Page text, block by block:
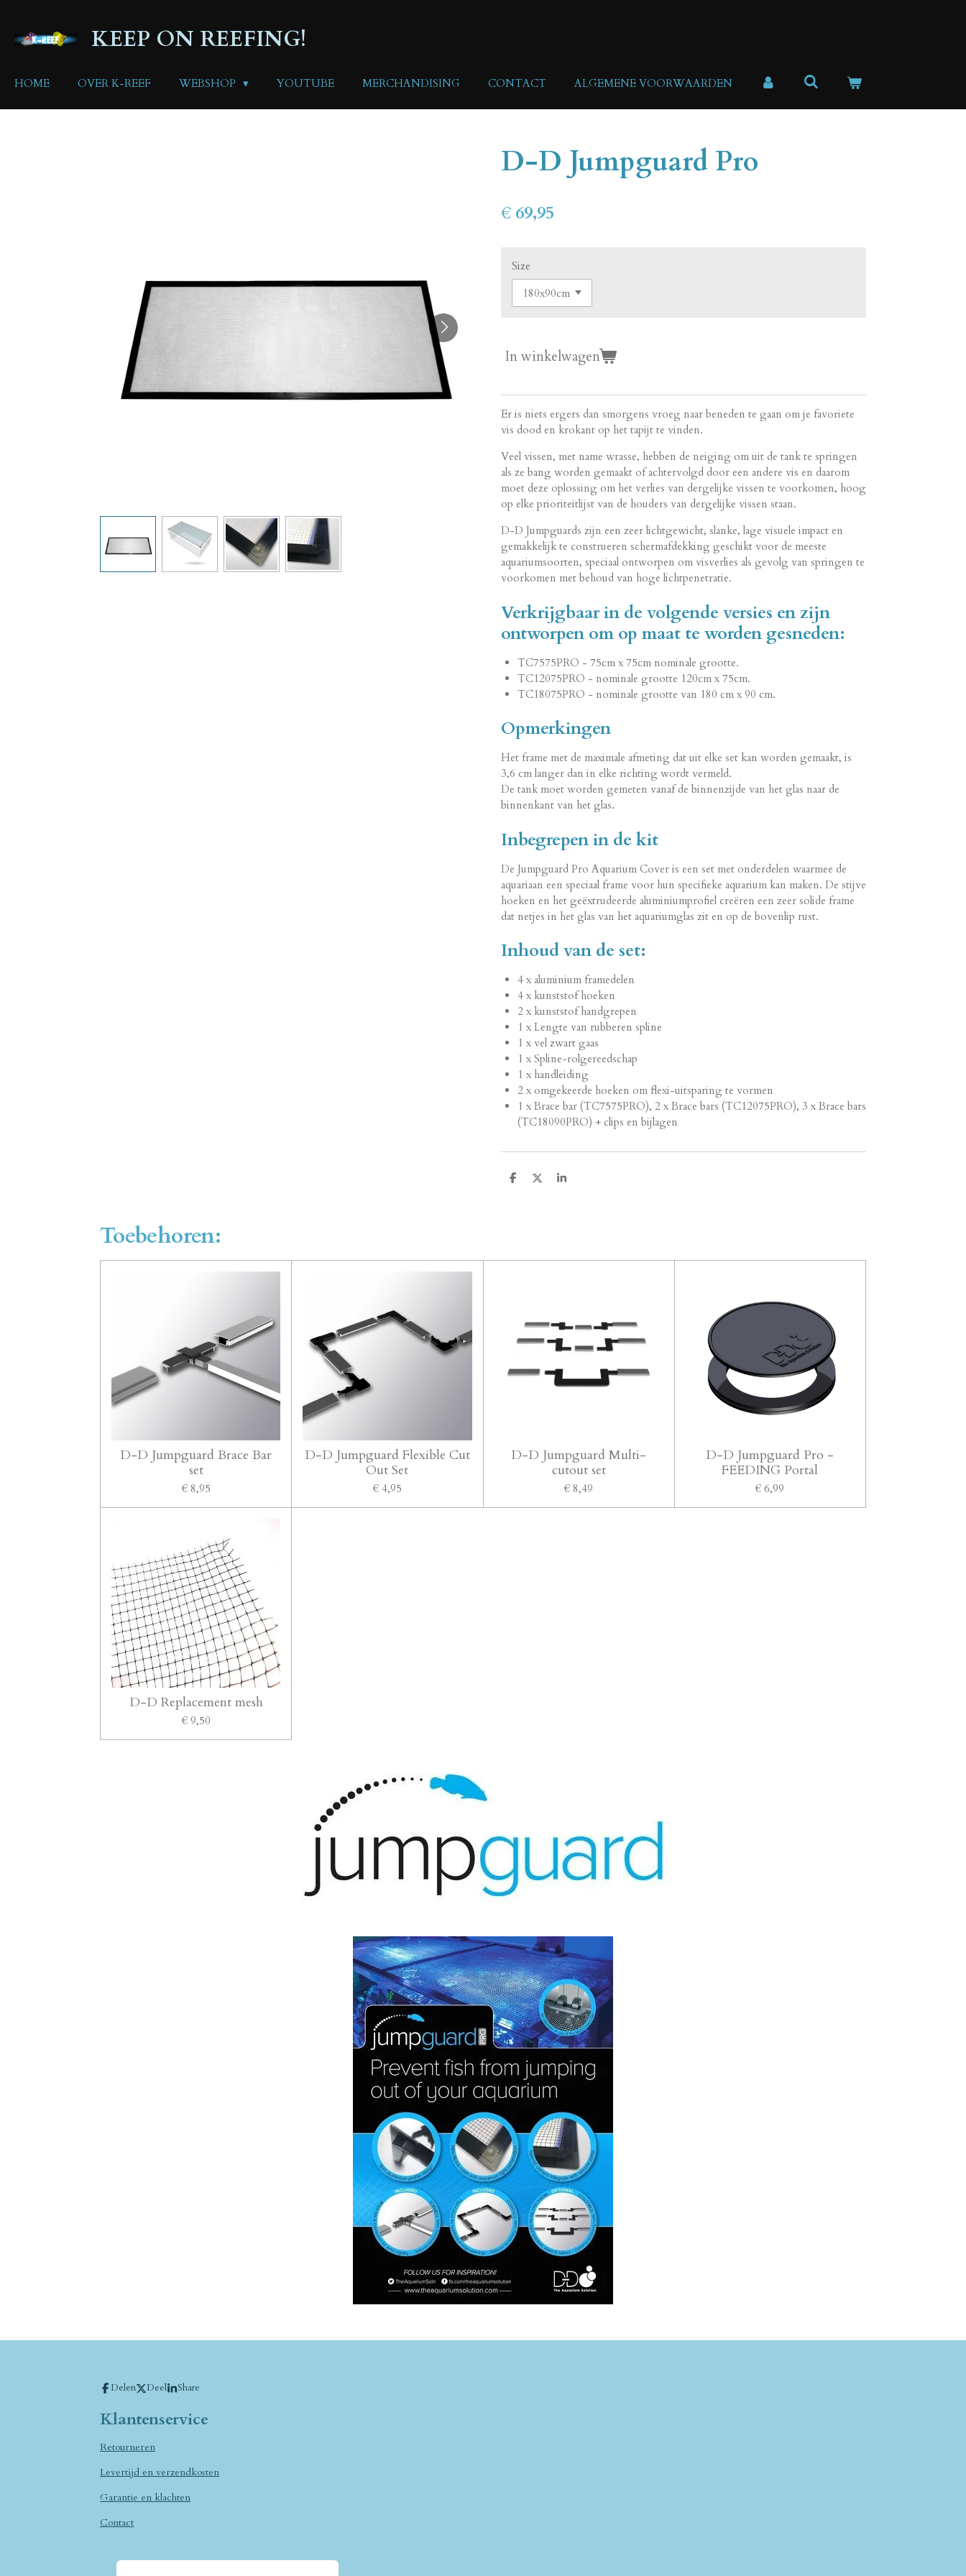
direct
naar
hoofdinhoud
KEEP ON REEFING!
HOME OVER K-REEF WEBSHOP YOUTUBE MERCHANDISING CONTACT ALGEMENE VOORWAARDEN
D-D Jumpguard Pro
€ 69,95
Size
In winkelwagen
Er is niets ergers dan smorgens vroeg naar beneden te gaan om je favoriete
vis dood en krokant op het tapijt te vinden.
Veel vissen, met name wrasse, hebben de neiging om uit de tank te springen
als ze bang worden gemaakt of achtervolgd door een andere vis en daarom
moet deze oplossing om het verlies van dergelijke vissen te voorkomen, hoog
op elke prioriteitlijst van de houders van dergelijke vissen staan.
D-D Jumpguards zijn een zeer lichtgewicht, slanke, lage visuele impact en
gemakkelijk te construeren schermafdekking geschikt voor de meeste
aquariumsoorten, speciaal ontworpen om visverlies als gevolg van springen te
voorkomen met behoud van hoge lichtpenetratie.
Verkrijgbaar in de volgende versies en zijn
ontworpen om op maat te worden gesneden:
TC7575PRO - 75cm x 75cm nominale grootte.
TC12075PRO - nominale grootte 120cm x 75cm.
TC18075PRO - nominale grootte van 180 cm x 90 cm.
Opmerkingen
Het frame met de maximale afmeting dat uit elke set kan worden gemaakt, is
3,6 cm langer dan in elke richting wordt vermeld.
De tank moet worden gemeten vanaf de binnenzijde van het glas naar de
binnenkant van het glas.
Inbegrepen in de kit
De Jumpguard Pro Aquarium Cover is een set met onderdelen waarmee de
aquariaan een speciaal frame voor hun specifieke aquarium kan maken. De stijve
hoeken en het geëxtrudeerde aluminiumprofiel creëren een zeer solide frame
dat netjes in het glas van het aquariumglas zit en op de bovenlip rust.
Inhoud van de set:
4 x aluminium framedelen
4 x kunststof hoeken
2 x kunststof handgrepen
1 x Lengte van rubberen spline
1 x vel zwart gaas
1 x Spline-rolgereedschap
1 x handleiding
2 x omgekeerde hoeken om flexi-uitsparing te vormen
1 x Brace bar (TC7575PRO), 2 x Brace bars (TC12075PRO), 3 x Brace bars
(TC18090PRO) + clips en bijlagen
D
D
S
Toebehoren:
D-D Jumpguard Brace Bar
set
€ 8,95
D-D Jumpguard Flexible Cut
Out Set
€ 4,95
D-D Jumpguard Multi-
cutout set
€ 8,49
D-D Jumpguard Pro -
FEEDING Portal
€ 6,99
D-D Replacement mesh
€ 9,50
Delen Deel Share
Klantenservice
Retourneren
Levertijd en verzendkosten
Garantie en klachten
Contact